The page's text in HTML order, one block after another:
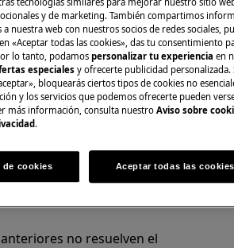
desconectarlo a través del
general.
con el electricista
instaló el electrodoméstico.
la placa esté correctamente
.
con el Servicio Técnico
no resuelven el
y de marketing. También compartimos
a nuestra web con nuestros socios de redes sociales,
«Aceptar todas las cookies», das tu consentimiento
lo tanto, podamospersonalizar tu experienciaen
especialesy ofrecerte publicidad personalizada.
bloquearás ciertos tipos de cookies no
y los servicios que podemos ofrecerte pueden
más información, consulta nuestroAviso sobre
.
cookies Aceptar todas las cookies